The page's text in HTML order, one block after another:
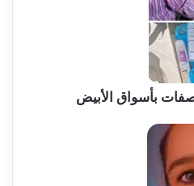
بأسواق الأبيض